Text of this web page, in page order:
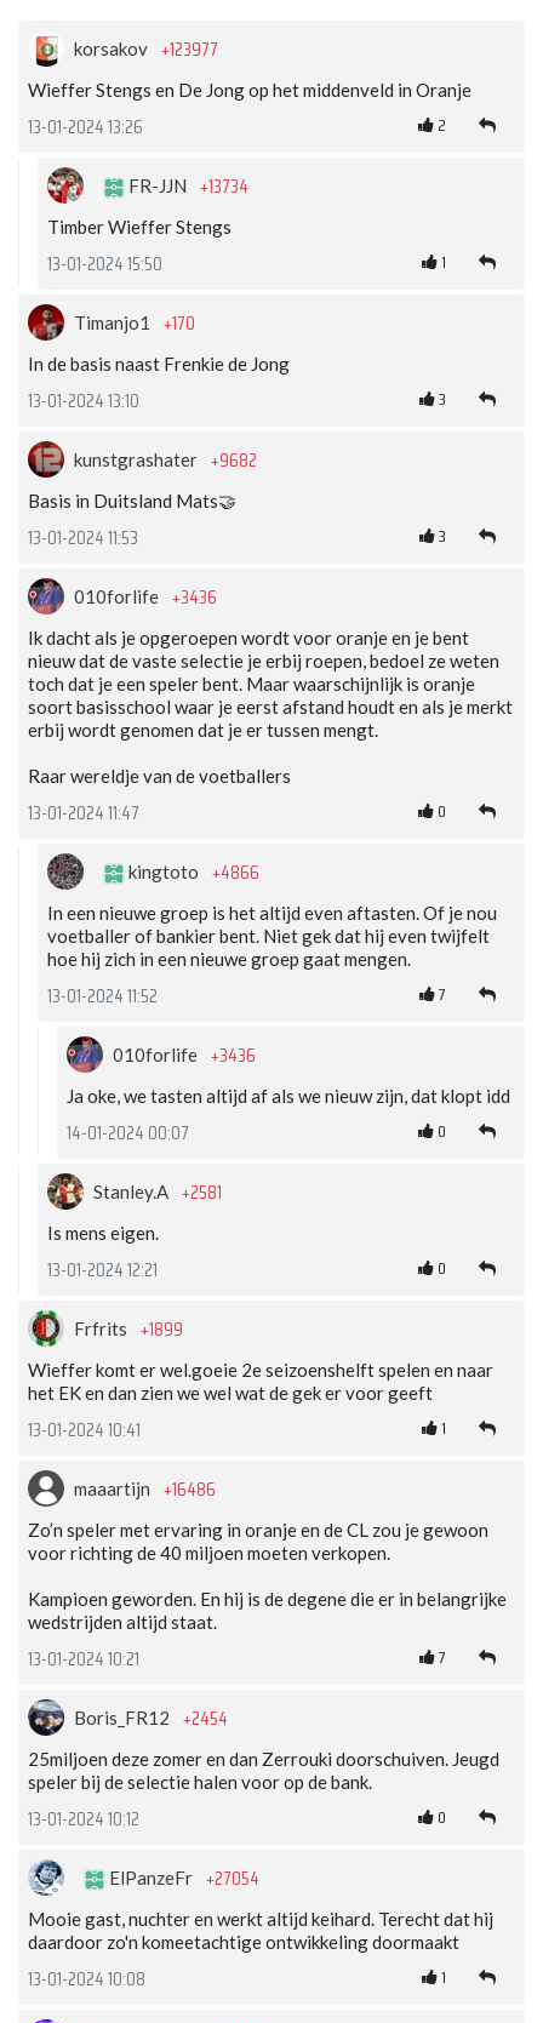
korsakov +123977
Wieffer Stengs en De Jong op het middenveld in Oranje
13-01-2024 13:26 2
FR-JJN +13734
Timber Wieffer Stengs
13-01-2024 15:50 1
Timanjo1 +170
In de basis naast Frenkie de Jong
13-01-2024 13:10 3
kunstgrashater +9682
Basis in Duitsland Mats🤝
13-01-2024 11:53 3
010forlife +3436
Ik dacht als je opgeroepen wordt voor oranje en je bent
nieuw dat de vaste selectie je erbij roepen, bedoel ze weten
toch dat je een speler bent. Maar waarschijnlijk is oranje
soort basisschool waar je eerst afstand houdt en als je merkt
erbij wordt genomen dat je er tussen mengt.
Raar wereldje van de voetballers
13-01-2024 11:47 0
kingtoto +4866
In een nieuwe groep is het altijd even aftasten. Of je nou
voetballer of bankier bent. Niet gek dat hij even twijfelt
hoe hij zich in een nieuwe groep gaat mengen.
13-01-2024 11:52 7
010forlife +3436
Ja oke, we tasten altijd af als we nieuw zijn, dat klopt idd
14-01-2024 00:07 0
Stanley.A +2581
Is mens eigen.
13-01-2024 12:21 0
Frfrits +1899
Wieffer komt er wel.goeie 2e seizoenshelft spelen en naar
het EK en dan zien we wel wat de gek er voor geeft
13-01-2024 10:41 1
maaartijn +16486
Zo’n speler met ervaring in oranje en de CL zou je gewoon
voor richting de 40 miljoen moeten verkopen.
Kampioen geworden. En hij is de degene die er in belangrijke
wedstrijden altijd staat.
13-01-2024 10:21 7
Boris_FR12 +2454
25miljoen deze zomer en dan Zerrouki doorschuiven. Jeugd
speler bij de selectie halen voor op de bank.
13-01-2024 10:12 0
ElPanzeFr +27054
Mooie gast, nuchter en werkt altijd keihard. Terecht dat hij
daardoor zo'n komeetachtige ontwikkeling doormaakt
13-01-2024 10:08 1